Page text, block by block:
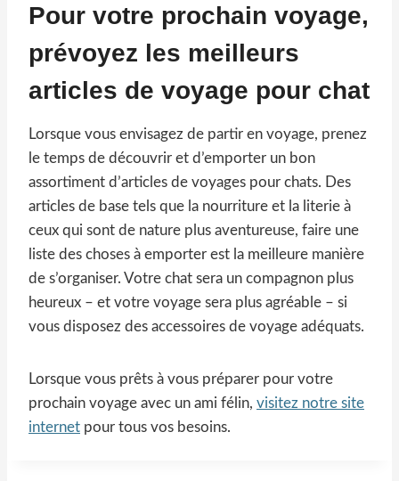
Pour votre prochain voyage,
prévoyez les meilleurs
articles de voyage pour chat
Lorsque vous envisagez de partir en voyage, prenez
le temps de découvrir et d’emporter un bon
assortiment d’articles de voyages pour chats. Des
articles de base tels que la nourriture et la literie à
ceux qui sont de nature plus aventureuse, faire une
liste des choses à emporter est la meilleure manière
de s’organiser. Votre chat sera un compagnon plus
heureux – et votre voyage sera plus agréable – si
vous disposez des accessoires de voyage adéquats.
Lorsque vous prêts à vous préparer pour votre
prochain voyage avec un ami félin, visitez notre site
internet pour tous vos besoins.